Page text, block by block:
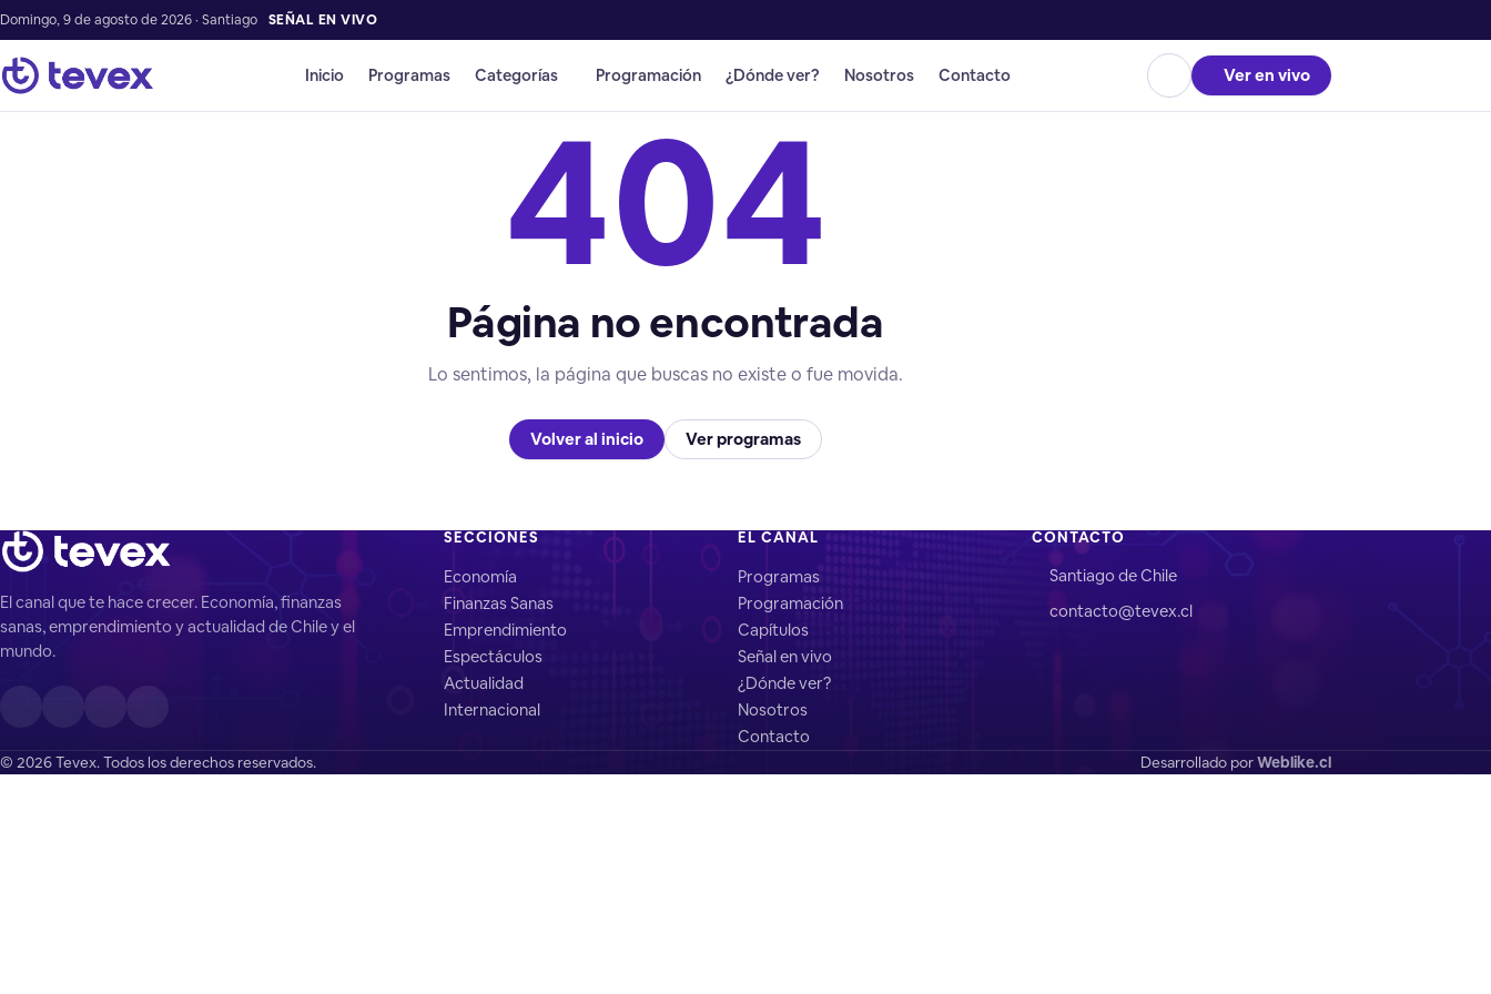
Domingo, 9 de agosto de 2026 · Santiago SEÑAL EN VIVO
Inicio Programas Categorías Programación ¿Dónde ver? Nosotros Contacto Ver en vivo
404
Página no encontrada
Lo sentimos, la página que buscas no existe o fue movida.
Volver al inicio Ver programas
El canal que te hace crecer. Economía, finanzas
sanas, emprendimiento y actualidad de Chile y el
mundo.
SECCIONES
Economía
Finanzas Sanas
Emprendimiento
Espectáculos
Actualidad
Internacional
EL CANAL
Programas
Programación
Capítulos
Señal en vivo
¿Dónde ver?
Nosotros
Contacto
CONTACTO
Santiago de Chile
contacto@tevex.cl
© 2026 Tevex. Todos los derechos reservados. Desarrollado porWeblike.cl